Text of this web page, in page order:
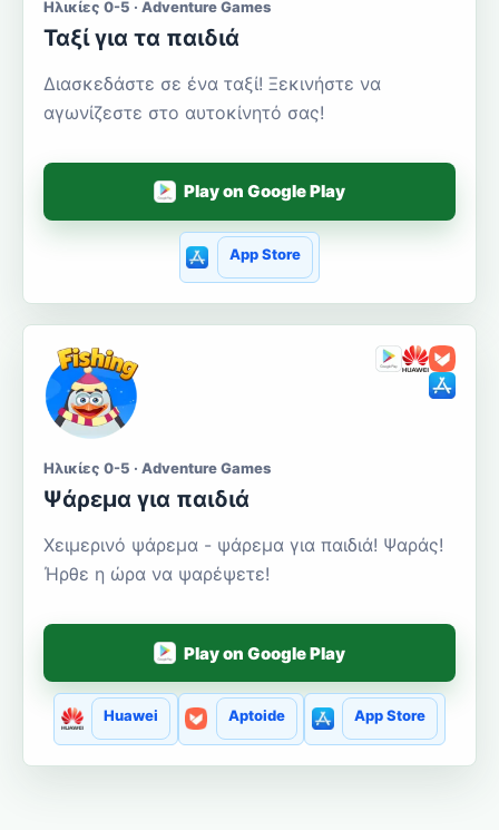
Ηλικίες 0-5 · Adventure Games
Ταξί για τα παιδιά
Διασκεδάστε σε ένα ταξί! Ξεκινήστε να
αγωνίζεστε στο αυτοκίνητό σας!
Play on Google Play
App Store
Ηλικίες 0-5 · Adventure Games
Ψάρεμα για παιδιά
Χειμερινό ψάρεμα - ψάρεμα για παιδιά! Ψαράς!
Ήρθε η ώρα να ψαρέψετε!
Play on Google Play
Huawei Aptoide App Store